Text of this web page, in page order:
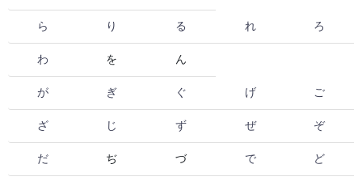
ら り る れ ろ
わ を ん
が ぎ ぐ げ ご
ざ じ ず ぜ ぞ
だ ぢ づ で ど